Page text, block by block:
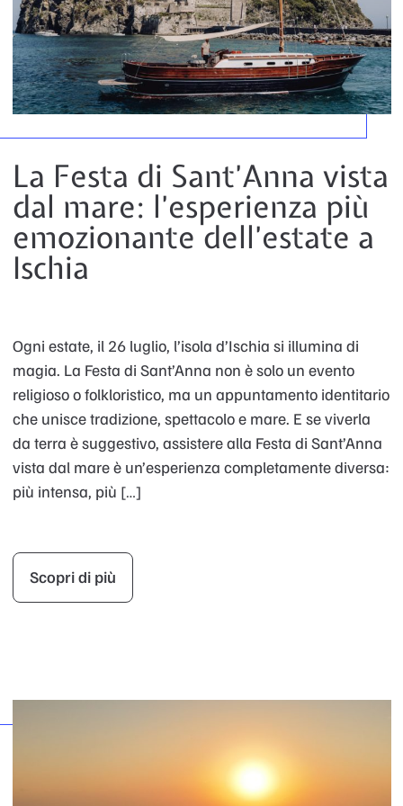
La Festa di Sant’Anna vista
dal mare: l’esperienza più
emozionante dell’estate a
Ischia
Ogni estate, il 26 luglio, l’isola d’Ischia si illumina di
magia. La Festa di Sant’Anna non è solo un evento
religioso o folkloristico, ma un appuntamento identitario
che unisce tradizione, spettacolo e mare. E se viverla
da terra è suggestivo, assistere alla Festa di Sant’Anna
vista dal mare è un’esperienza completamente diversa:
più intensa, più […]
Scopri di più